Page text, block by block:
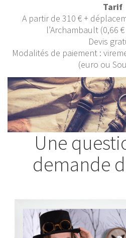
Tarif
A partir de 310 € +
l’Archambault (0,66
Devis
Modalités de paiement :
(euro ou
Une
demande